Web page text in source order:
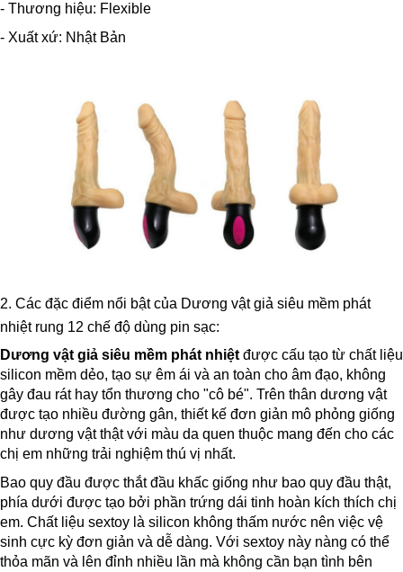
- Thương hiệu: Flexible
- Xuất xứ: Nhật Bản
2. Các đặc điểm nổi bật của Dương vật giả siêu mềm phát
nhiệt rung 12 chế độ dùng pin sạc:
Dương vật giả siêu mềm phát nhiệt được cấu tạo từ chất liệu
silicon mềm dẻo, tạo sự êm ái và an toàn cho âm đạo, không
gây đau rát hay tổn thương cho "cô bé". Trên thân dương vật
được tạo nhiều đường gân, thiết kế đơn giản mô phỏng giống
như dương vật thật với màu da quen thuộc mang đến cho các
chị em những trải nghiệm thú vị nhất.
Bao quy đầu được thắt đầu khấc giống như bao quy đầu thật,
phía dưới được tạo bởi phần trứng dái tinh hoàn kích thích chị
em. Chất liệu sextoy là silicon không thấm nước nên việc vệ
sinh cực kỳ đơn giản và dễ dàng. Với sextoy này nàng có thể
thỏa mãn và lên đỉnh nhiều lần mà không cần bạn tình bên